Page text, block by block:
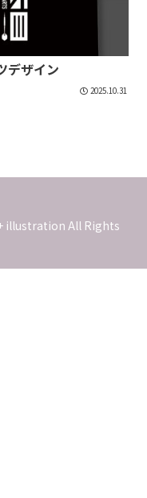
デザイン
2025.10.31
illustration All Rights